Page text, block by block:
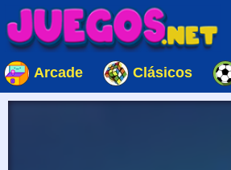
Arcade Clásicos